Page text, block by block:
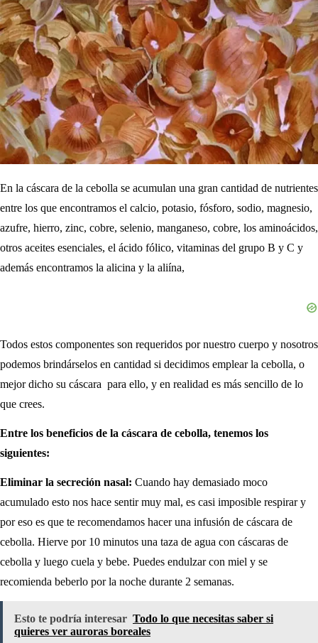
En la cáscara de la cebolla se acumulan una gran cantidad de nutrientes
entre los que encontramos el calcio, potasio, fósforo, sodio, magnesio,
azufre, hierro, zinc, cobre, selenio, manganeso, cobre, los aminoácidos,
otros aceites esenciales, el ácido fólico, vitaminas del grupo B y C y
además encontramos la alicina y la aliína,
Todos estos componentes son requeridos por nuestro cuerpo y nosotros
podemos brindárselos en cantidad si decidimos emplear la cebolla, o
mejor dicho su cáscara para ello, y en realidad es más sencillo de lo
que crees.
Entre los beneficios de la cáscara de cebolla, tenemos los
siguientes:
Eliminar la secreción nasal: Cuando hay demasiado moco
acumulado esto nos hace sentir muy mal, es casi imposible respirar y
por eso es que te recomendamos hacer una infusión de cáscara de
cebolla. Hierve por 10 minutos una taza de agua con cáscaras de
cebolla y luego cuela y bebe. Puedes endulzar con miel y se
recomienda beberlo por la noche durante 2 semanas.
Esto te podría interesar Todo lo que necesitas saber si
quieres ver auroras boreales